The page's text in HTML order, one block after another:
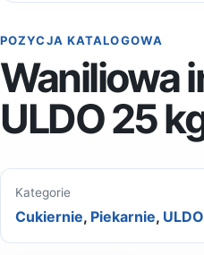
POZYCJA KATALOGOWA
Waniliowa
ULDO 25
Kategorie
Cukiernie, Piekarnie, ULDO